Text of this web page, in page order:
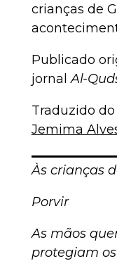
crianças de
Publicado
jornalAl-
Traduzido
Jemima
Às crianças
Porvir
As mãos
protegiam